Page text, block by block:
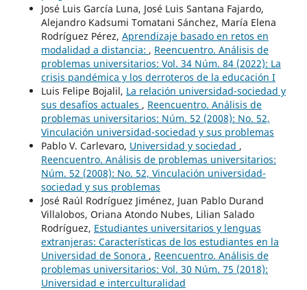
José Luis García Luna, José Luis Santana Fajardo,
Alejandro Kadsumi Tomatani Sánchez, María Elena
Rodríguez Pérez, Aprendizaje basado en retos en
modalidad a distancia: , Reencuentro. Análisis de
problemas universitarios: Vol. 34 Núm. 84 (2022): La
crisis pandémica y los derroteros de la educación I
Luis Felipe Bojalil, La relación universidad-sociedad y
sus desafíos actuales , Reencuentro. Análisis de
problemas universitarios: Núm. 52 (2008): No. 52,
Vinculación universidad-sociedad y sus problemas
Pablo V. Carlevaro, Universidad y sociedad ,
Reencuentro. Análisis de problemas universitarios:
Núm. 52 (2008): No. 52, Vinculación universidad-
sociedad y sus problemas
José Raúl Rodríguez Jiménez, Juan Pablo Durand
Villalobos, Oriana Atondo Nubes, Lilian Salado
Rodríguez, Estudiantes universitarios y lenguas
extranjeras: Características de los estudiantes en la
Universidad de Sonora , Reencuentro. Análisis de
problemas universitarios: Vol. 30 Núm. 75 (2018):
Universidad e interculturalidad